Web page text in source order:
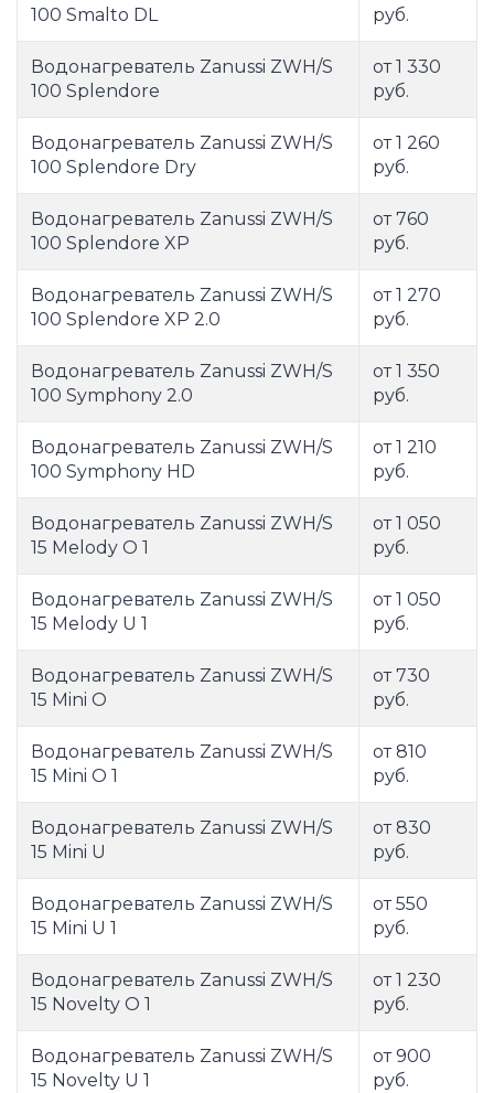
100 Smalto DL
руб.
Водонагреватель Zanussi ZWH/S
100 Splendore
от 1 330
руб.
Водонагреватель Zanussi ZWH/S
100 Splendore Dry
от 1 260
руб.
Водонагреватель Zanussi ZWH/S
100 Splendore XP
от 760
руб.
Водонагреватель Zanussi ZWH/S
100 Splendore XP 2.0
от 1 270
руб.
Водонагреватель Zanussi ZWH/S
100 Symphony 2.0
от 1 350
руб.
Водонагреватель Zanussi ZWH/S
100 Symphony HD
от 1 210
руб.
Водонагреватель Zanussi ZWH/S
15 Melody O 1
от 1 050
руб.
Водонагреватель Zanussi ZWH/S
15 Melody U 1
от 1 050
руб.
Водонагреватель Zanussi ZWH/S
15 Mini O
от 730
руб.
Водонагреватель Zanussi ZWH/S
15 Mini O 1
от 810
руб.
Водонагреватель Zanussi ZWH/S
15 Mini U
от 830
руб.
Водонагреватель Zanussi ZWH/S
15 Mini U 1
от 550
руб.
Водонагреватель Zanussi ZWH/S
15 Novelty O 1
от 1 230
руб.
Водонагреватель Zanussi ZWH/S
15 Novelty U 1
от 900
руб.